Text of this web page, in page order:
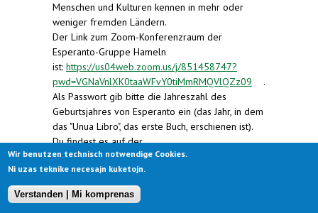
Menschen und Kulturen kennen in mehr oder
weniger fremden Ländern.
Der Link zum Zoom-Konferenzraum der
Esperanto-Gruppe Hameln
ist: https://us04web.zoom.us/j/851458747?
pwd=VGNaVnlXK0taaWFvY0tiMmRMQVlQZz09 (link is
.
Als Passwort gib bitte die Jahreszahl des
Geburtsjahres von Esperanto ein (das Jahr, in dem
das "Unua Libro", das erste Buch, erschienen ist).
Du findest es auf der
Seite:https://lernu.net/de/esperanto
erfrage es per Mail an
style="text-decoration-line:
underline;">hameln@esperanto.de
Wir benutzen technisch notwendige Cookies.
Ni uzas teknike necesajn kuketojn.
Verstanden | Mi komprenas